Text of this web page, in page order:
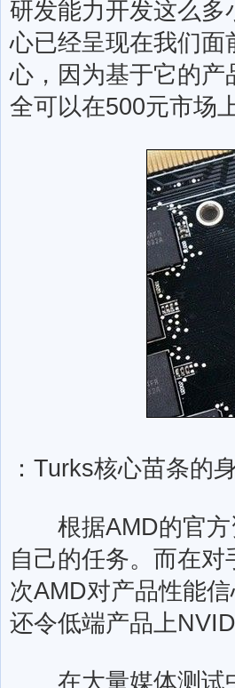
研发能力开发这么
心已经呈现在我们
心，因为基于它的
全可以在500元市场
：Turks核心苗条的
根据AMD的官方
自己的任务。而在
次AMD对产品性能
还令低端产品上
在大量媒体测试